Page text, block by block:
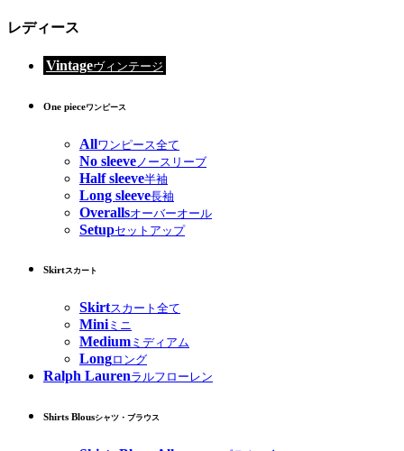
レディース
Vintageヴィンテージ
One pieceワンピース
Allワンピース全て
No sleeve ノースリーブ
Half sleeve半袖
Long sleeve長袖
Overallsオーバーオール
Setupセットアップ
Skirtスカート
Skirtスカート全て
Miniミニ
Medium ミディアム
Longロング
Ralph Laurenラルフローレン
Shirts Blousシャツ・ブラウス